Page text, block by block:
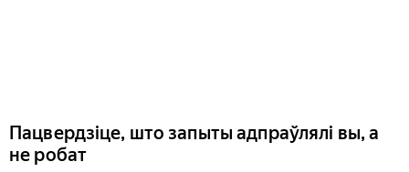
Пацвердзіце, што запыты адпраўлялі вы, а
не робат